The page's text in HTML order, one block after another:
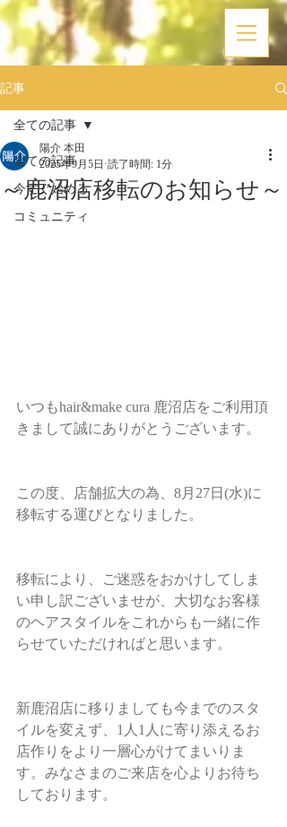
記事
全ての記事
今すぐ始める
コミュニティ
全ての記事
～鹿沼店移転のお知らせ～
陽介 本田
2025年9月5日 読了時間: 1分
いつもhair&make cura 鹿沼店をご利用頂
きまして誠にありがとうございます。
この度、店舗拡大の為、8月27日(水)に
移転する運びとなりました。
移転により、ご迷惑をおかけしてしま
い申し訳ございませが、大切なお客様
のヘアスタイルをこれからも一緒に作
らせていただければと思います。
新鹿沼店に移りましても今までのスタ
イルを変えず、1人1人に寄り添えるお
店作りをより一層心がけてまいりま
す。みなさまのご来店を心よりお待ち
しております。